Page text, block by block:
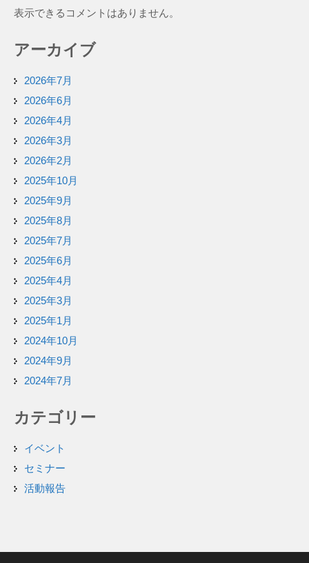
表示できるコメントはありません。
アーカイブ
2026年7月
2026年6月
2026年4月
2026年3月
2026年2月
2025年10月
2025年9月
2025年8月
2025年7月
2025年6月
2025年4月
2025年3月
2025年1月
2024年10月
2024年9月
2024年7月
カテゴリー
イベント
セミナー
活動報告